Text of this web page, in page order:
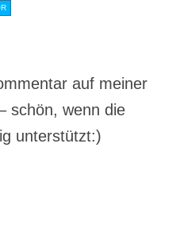
auf meiner
schön, wenn die
unterstützt:)